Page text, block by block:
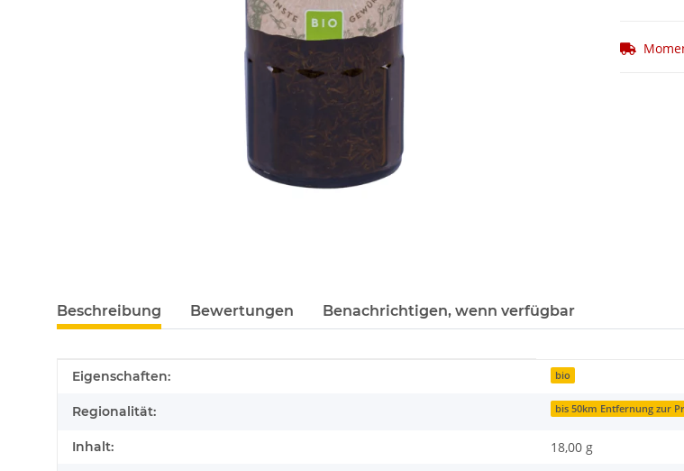
Beschreibung Bewertungen Benachrichtigen, wenn verfügbar
Produkteigenschaft
Wert
Eigenschaften: bio
Regionalität: bis 50km Entfernung zur
Inhalt: 18,00 g